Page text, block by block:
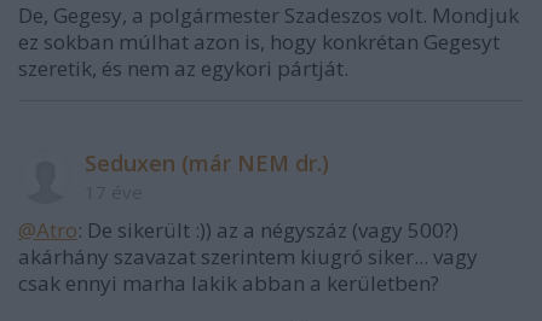
De, Gegesy, a polgármester Szadeszos volt. Mondjuk
ez sokban múlhat azon is, hogy konkrétan Gegesyt
szeretik, és nem az egykori pártját.
Seduxen (már NEM dr.)
@Atro: De sikerült :)) az a négyszáz (vagy 500?)
akárhány szavazat szerintem kiugró siker... vagy
csak ennyi marha lakik abban a kerületben?